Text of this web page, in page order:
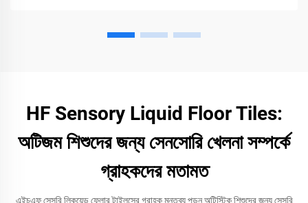
HF Sensory Liquid Floor Tiles:
অটিজম শিশুদের জন্য সেনসোরি খেলনা সম্পর্কে
গ্রাহকদের মতামত